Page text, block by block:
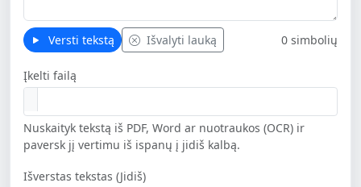
Versti tekstą Išvalyti lauką 0 simbolių
Įkelti failą
Nuskaityk tekstą iš PDF, Word ar nuotraukos (OCR) ir
paversk jį vertimu iš ispanų į jidiš kalbą.
Išverstas tekstas (Jidiš)